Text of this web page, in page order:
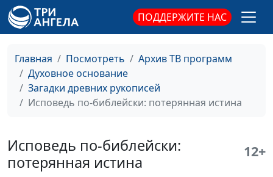
ПОДДЕРЖИТЕ НАС
Главная Посмотреть
Архив ТВ программ
Духовное основание
Загадки древних рукописей
Исповедь по-библейски: потерянная истина
Исповедь по-библейски:
потерянная истина
12+
Святой?
священнослужитель,
историк, богослов,
священнослужитель,
филолог, литературовед
Болезни, язвы и
моры: признаки
Олег Габрусевич,
священнослужитель,
Александр Богданенков,
филолог, литературовед